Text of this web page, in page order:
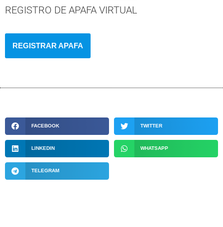
REGISTRO DE APAFA VIRTUAL
REGISTRAR APAFA
FACEBOOK TWITTER
LINKEDIN WHATSAPP
TELEGRAM